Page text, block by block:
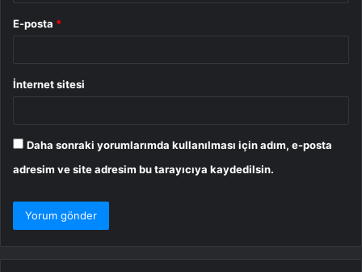
E-posta *
İnternet sitesi
Daha sonraki yorumlarımda kullanılması için adım, e-posta
adresim ve site adresim bu tarayıcıya kaydedilsin.